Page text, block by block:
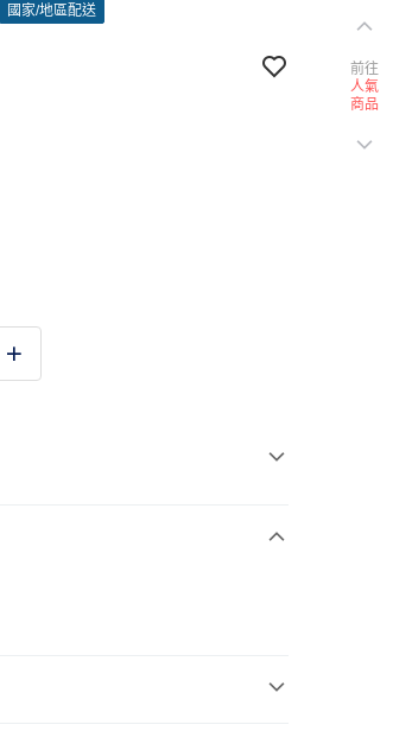
國家/地區配送
前往
人氣
商品